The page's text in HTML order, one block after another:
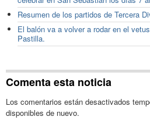
Resumen de los partidos de Tercera
El balón va a volver a rodar en el
Pastilla.
Comenta esta noticia
Los comentarios están desactivados
disponibles de nuevo.